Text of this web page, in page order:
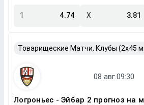
1 4.74 X 3.81
Логроньес - Эйбар 2 прогноз на